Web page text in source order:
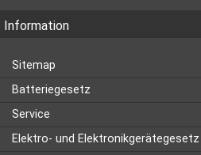
Information
Sitemap
Batteriegesetz
Service
Elektro- und Elektronikgerätegesetz